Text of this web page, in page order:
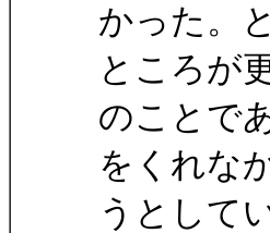
かった。
ところが
のことで
をくれな
うとして